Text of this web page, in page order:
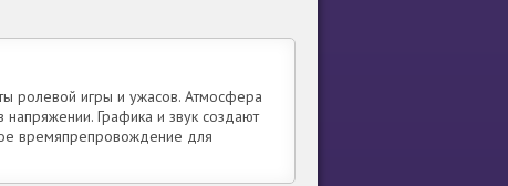
ролевой игры и ужасов. Атмосфера
Графика и звук создают
времяпрепровождение для